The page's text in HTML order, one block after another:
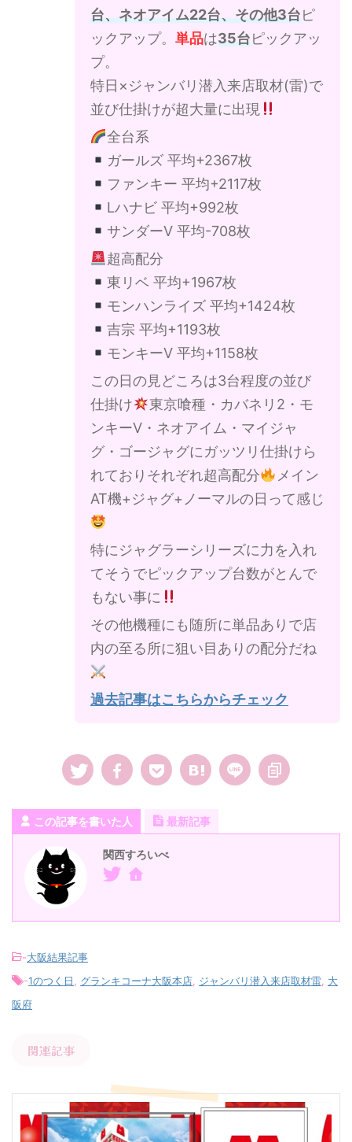
台、ネオアイム22台、その他3台ピ
ックアップ。 単品は35台ピックアッ
プ。
特日×ジャンバリ潜入来店取材(雷)で
並び仕掛けが超大量に出現
全台系
ガールズ 平均+2367枚
ファンキー 平均+2117枚
Lハナビ 平均+992枚
サンダーV 平均-708枚
超高配分
東リベ 平均+1967枚
モンハンライズ 平均+1424枚
吉宗 平均+1193枚
モンキーV 平均+1158枚
この日の見どころは3台程度の並び
仕掛け
東京喰種・カバネリ2・モ
ンキーV・ネオアイム・マイジャ
グ・ゴージャグにガッツリ仕掛けら
れておりそれぞれ超高配分
メイン
AT機+ジャグ+ノーマルの日って感じ
特にジャグラーシリーズに力を入れ
てそうでピックアップ台数がとんで
もない事に
その他機種にも随所に単品ありで店
内の至る所に狙い目ありの配分だね
過去記事はこちらからチェック
この記事を書いた人 最新記事
関西すろいべ
-大阪結果記事
-1のつく日 グランキコーナ大阪本店 ジャンバリ潜入来店取材雷 大
阪府
関連記事